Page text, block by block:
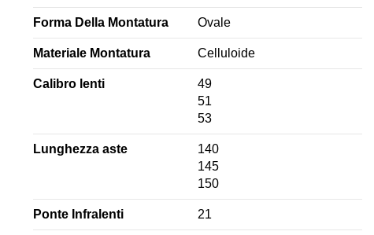
Forma Della Montatura Ovale
Materiale Montatura Celluloide
Calibro lenti
49
51
53
Lunghezza aste
140
145
150
Ponte Infralenti 21